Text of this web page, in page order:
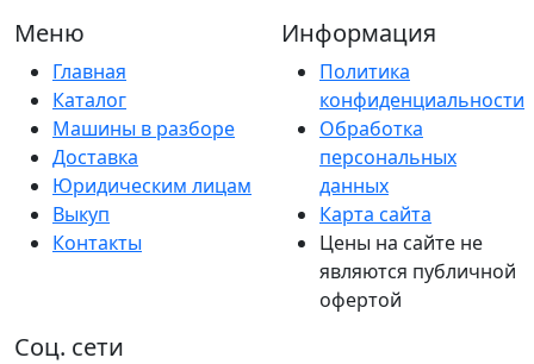
Меню
Главная
Каталог
Машины в разборе
Доставка
Юридическим лицам
Выкуп
Контакты
Информация
Политика
конфиденциальности
Обработка
персональных
данных
Карта сайта
Цены на сайте не
являются публичной
офертой
Соц. сети